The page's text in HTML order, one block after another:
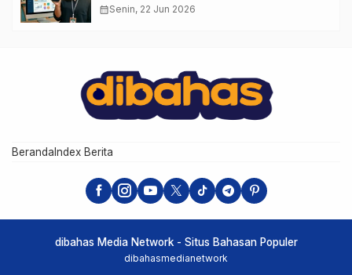
yang Waktunya Sempit
calendar_monthSenin, 22 Jun 2026
Beranda Index Berita
dibahas Media Network - Situs Bahasan Populer
dibahasmedianetwork